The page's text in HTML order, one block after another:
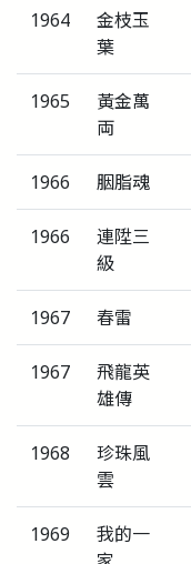
1964
金枝玉
葉
1965
黃金萬
両
1966 胭脂魂
1966
連陞三
級
1967 春雷
1967
飛龍英
雄傳
1968
珍珠風
雲
1969
我的一